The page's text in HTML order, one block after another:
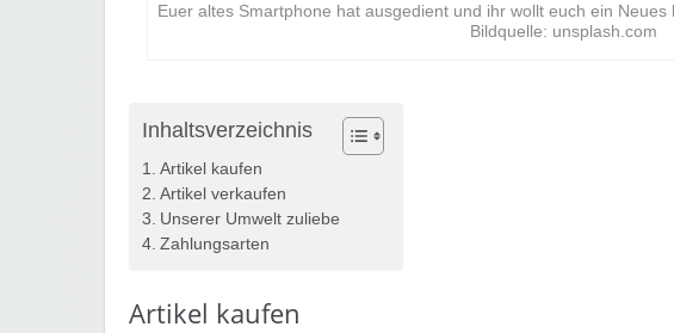
Euer altes Smartphone hat ausgedient und ihr wollt euch ein
Bildquelle: unsplash.com
Inhaltsverzeichnis
Artikel kaufen
Artikel verkaufen
Unserer Umwelt zuliebe
Zahlungsarten
Artikel kaufen